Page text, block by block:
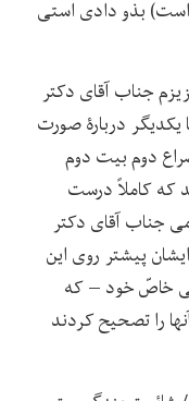
بذو دادی استی
جناب آقای دکتر
دربارۀ صورت
دوم بیت دوم
که کاملاً درست
جناب آقای دکتر
پیشتر روی این
خاصّ خود – که
را تصحیح کردند